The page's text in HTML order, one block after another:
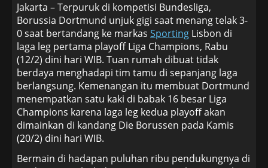
Jakarta – Terpuruk di kompetisi Bundesliga,
Borussia Dortmund unjuk gigi saat menang telak 3-
0 saat bertandang ke markas Sporting Lisbon di
laga leg pertama playoff Liga Champions, Rabu
(12/2) dini hari WIB. Tuan rumah dibuat tidak
berdaya menghadapi tim tamu di sepanjang laga
berlangsung. Kemenangan itu membuat Dortmund
menempatkan satu kaki di babak 16 besar Liga
Champions karena laga leg kedua playoff akan
dimainkan di kandang Die Borussen pada Kamis
(20/2) dini hari WIB.
Bermain di hadapan puluhan ribu pendukungnya di